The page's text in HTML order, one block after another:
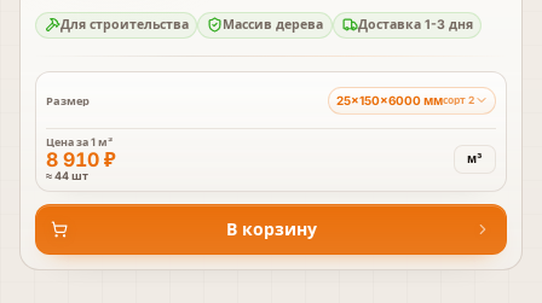
Для строительства Массив дерева Доставка 1-3 дня
Размер 25×150×6000 ммсорт 2
Цена за1 м³
8 910 ₽
≈ 44 шт
м³
В корзину